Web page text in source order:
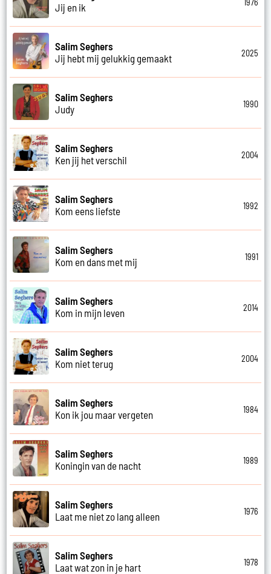
Jij en ik
Salim Seghers
Jij hebt mij gelukkig gemaakt
2025
Salim Seghers
Judy
1990
Salim Seghers
Ken jij het verschil
2004
Salim Seghers
Kom eens liefste
1992
Salim Seghers
Kom en dans met mij
1991
Salim Seghers
Kom in mijn leven
2014
Salim Seghers
Kom niet terug
2004
Salim Seghers
Kon ik jou maar vergeten
1984
Salim Seghers
Koningin van de nacht
1989
Salim Seghers
Laat me niet zo lang alleen
1976
Salim Seghers
Laat wat zon in je hart
1978